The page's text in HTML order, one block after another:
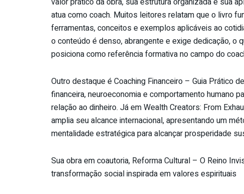
atua como coach. Muitos leitores relatam que o livro
ferramentas, conceitos e exemplos aplicáveis ao
o conteúdo é denso, abrangente e exige dedicação, o
posiciona como referência formativa no campo do
Outro destaque é Coaching Financeiro – Guia Prático
financeira, neuroeconomia e comportamento humano
relação ao dinheiro. Já em Wealth Creators: From
amplia seu alcance internacional, apresentando um
mentalidade estratégica para alcançar prosperidade
Sua obra em coautoria, Reforma Cultural – O Reino
transformação social inspirada em valores espirituais